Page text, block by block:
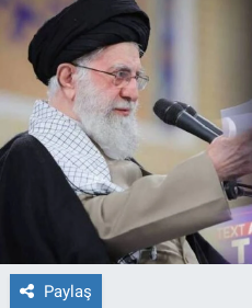
Paylaş
Eğitim
Eğlence
Ekonomi
Forum
Gerçeğin İzinde